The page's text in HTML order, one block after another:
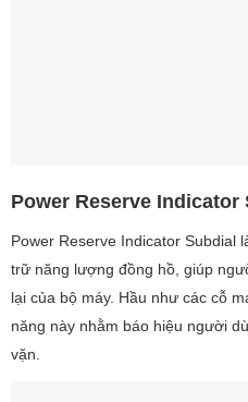
Power Reserve Indicator
Power Reserve Indicator Subdial
trữ năng lượng đồng hồ, giúp
lại của bộ máy. Hầu như các cỗ
năng này nhằm báo hiệu người
vặn.